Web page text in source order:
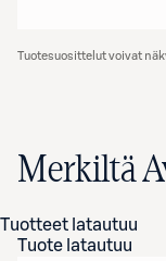
Tuotesuosittelut voivat
Merkiltä
Tuotteet latautuu
Tuote latautuu